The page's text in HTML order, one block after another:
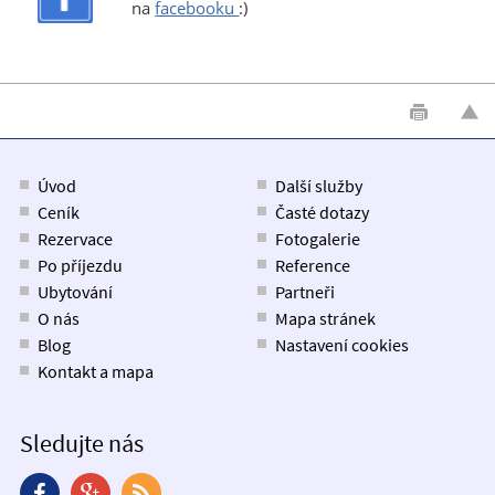
nafacebooku :)
Úvod
Ceník
Rezervace
Po příjezdu
Ubytování
O nás
Blog
Kontakt a mapa
Další služby
Časté dotazy
Fotogalerie
Reference
Partneři
Mapa stránek
Nastavení cookies
Sledujte nás